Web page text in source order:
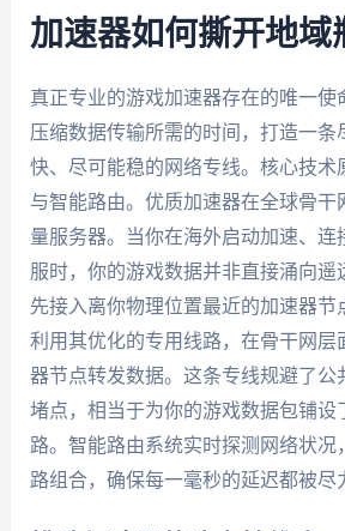
加速器如何撕开地域
真正专业的游戏加速器存在的唯一使
压缩数据传输所需的时间，打造一条
快、尽可能稳的网络专线。核心技术
与智能路由。优质加速器在全球骨干
量服务器。当你在海外启动加速、连
服时，你的游戏数据并非直接涌向遥
先接入离你物理位置最近的加速器节
利用其优化的专用线路，在骨干网层
器节点转发数据。这条专线规避了公
堵点，相当于为你的游戏数据包铺设
路。智能路由系统实时探测网络状况
路组合，确保每一毫秒的延迟都被尽